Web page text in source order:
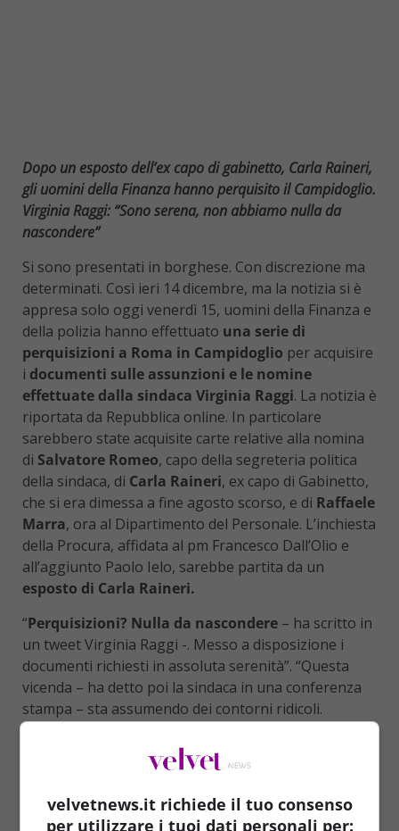
Dopo un esposto dell’ex capo di gabinetto, Carla Raineri,
gli uomini della Finanza hanno perquisito il Campidoglio.
Virginia Raggi: “Sono serena, non abbiamo nulla da
nascondere”
Si sono presentati in borghese. Con discrezione ma
determinati. Così ieri 14 dicembre, ma la notizia si è
appresa solo oggi venerdì 15, uomini della Finanza e
della polizia hanno effettuato una serie di
perquisizioni a Roma in Campidoglio per acquisire
i documenti sulle assunzioni e le nomine
effettuate dalla sindaca Virginia Raggi. La notizia è
riportata da Repubblica online. In particolare
sarebbero state acquisite carte relative alla nomina
di Salvatore Romeo, capo della segreteria politica
della sindaca, di Carla Raineri, ex capo di Gabinetto,
che si era dimessa a fine agosto scorso, e di Raffaele
Marra, ora al Dipartimento del Personale. L’inchiesta
della Procura, affidata al pm Francesco Dall’Olio e
all’aggiunto Paolo Ielo, sarebbe partita da un
esposto di Carla Raineri.
“Perquisizioni? Nulla da nascondere – ha scritto in
un tweet Virginia Raggi -. Messo a disposizione i
documenti richiesti in assoluta serenità”. “Questa
vicenda – ha detto poi la sindaca in una conferenza
stampa – sta assumendo dei contorni ridicoli.
Quando la magistratura chiede atti noi siamo lieti di
fornirli. C’è massima trasparenza”. “
tutto questo sia stato fatto dall’ex capo di
gabinetto
(Carla Romana Raineri, ndr) che di fatto è
stata nominata con una procedura che io ritenevo
velvetnews.it richiede il tuo consenso
per utilizzare i tuoi dati personali per: